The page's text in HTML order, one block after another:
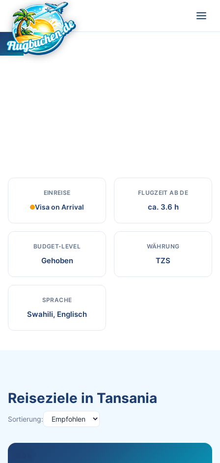
EINREISE
Visa on Arrival
FLUGZEIT AB DE
ca. 3.6 h
BUDGET-LEVEL
Gehoben
WÄHRUNG
TZS
SPRACHE
Swahili, Englisch
Reiseziele in Tansania
Sortierung: